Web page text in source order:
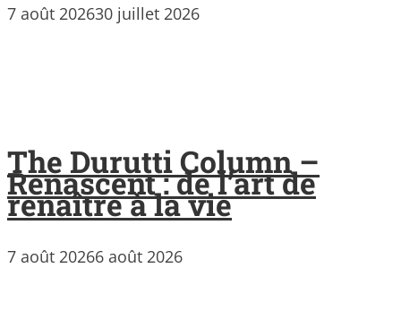
7 août 202630 juillet 2026
The Durutti Column –
Renascent : de l’art de
renaître à la vie
7 août 20266 août 2026